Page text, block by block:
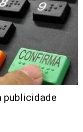
publicidade